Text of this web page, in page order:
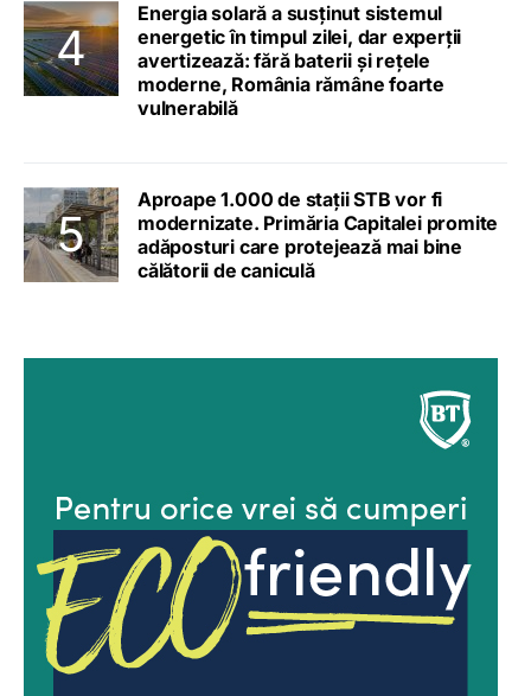
Energia solară a susținut sistemul
energetic în timpul zilei, dar experții
avertizează: fără baterii și rețele
moderne, România rămâne foarte
vulnerabilă
Aproape 1.000 de stații STB vor fi
modernizate. Primăria Capitalei promite
adăposturi care protejează mai bine
călătorii de caniculă